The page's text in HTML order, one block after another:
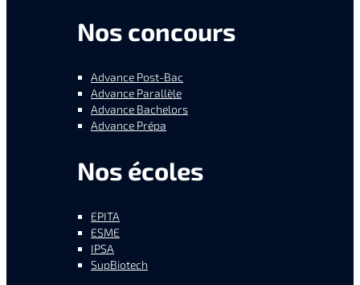
Nos concours
Advance Post-Bac
Advance Parallèle
Advance Bachelors
Advance Prépa
Nos écoles
EPITA
ESME
IPSA
SupBiotech